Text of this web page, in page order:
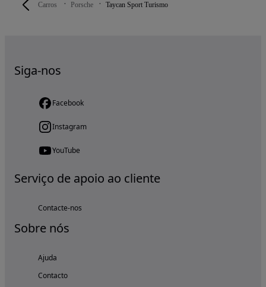
Carros Porsche Taycan Sport Turismo
Siga-nos
Facebook
Instagram
YouTube
Serviço de apoio ao cliente
Contacte-nos
Sobre nós
Ajuda
Contacto